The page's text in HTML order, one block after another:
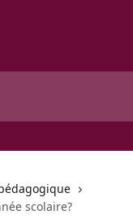
scolaire?